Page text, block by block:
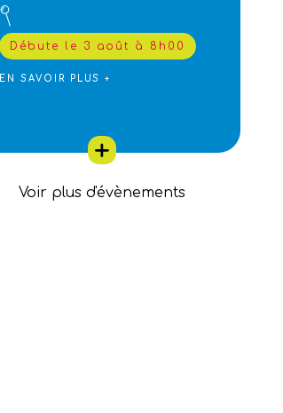
Débute le 3 août à 8h00
EN SAVOIR PLUS +
Voir plus d'évènements